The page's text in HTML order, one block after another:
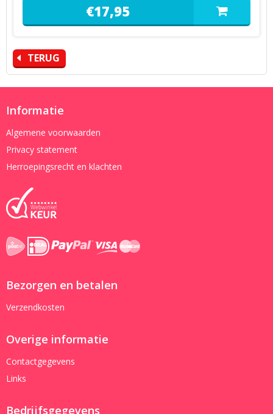
€17,95
TERUG
Informatie
Algemene voorwaarden
Privacy statement
Herroepingsrecht en klachten
Bezorgen en betalen
Verzendkosten
Overige informatie
Contactgegevens
Links
Bedrijfsgegevens